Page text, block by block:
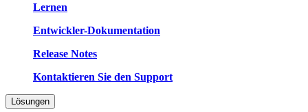
Lernen
Entwickler-Dokumentation
Release Notes
Kontaktieren Sie den Support
Lösungen